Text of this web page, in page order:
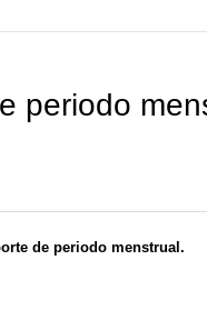
periodo
de periodo menstrual.